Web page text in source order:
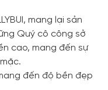
mang lại sản
Quý cô công sở
cao, mang đến sự
đến độ bền đẹp